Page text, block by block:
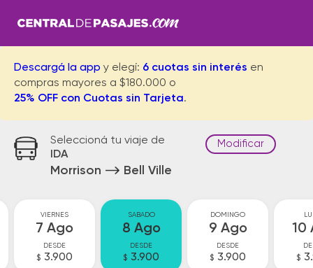
Descargá la app y elegí: 6 cuotas sin interés en
compras mayores a $180.000 o
25% OFF con Cuotas sin Tarjeta.
Seleccioná tu viaje de
IDA
Morrison Bell Ville
Modificar
VIERNES
7 Ago
DESDE
$ 3.900
SABADO
8 Ago
DESDE
$ 3.900
DOMINGO
9 Ago
DESDE
$ 3.900
10
$